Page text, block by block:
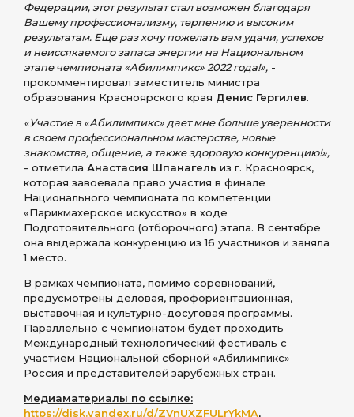
Федерации, этот результат стал возможен благодаря
Вашему профессионализму, терпению и высоким
результатам. Еще раз хочу пожелать вам удачи, успехов
и неиссякаемого запаса энергии на Национальном
этапе чемпионата «Абилимпикс» 2022 года!», -
прокомментировал заместитель министра
образования Красноярского края Денис Гергилев.
«Участие в «Абилимпикс» дает мне больше уверенности
в своем профессиональном мастерстве, новые
знакомства, общение, а также здоровую конкуренцию!»,
- отметила Анастасия Шпанагель из г. Красноярск,
которая завоевала право участия в финале
Национального чемпионата по компетенции
«Парикмахерское искусство» в ходе
Подготовительного (отборочного) этапа. В сентябре
она выдержала конкуренцию из 16 участников и заняла
1 место.
В рамках чемпионата, помимо соревнований,
предусмотрены деловая, профориентационная,
выставочная и культурно-досуговая программы.
Параллельно с чемпионатом будет проходить
Международный технологический фестиваль с
участием Национальной сборной «Абилимпикс»
Россия и представителей зарубежных стран.
Медиаматериалы по ссылке:
https://disk.yandex.ru/d/ZVnUXZFULrYkMA,